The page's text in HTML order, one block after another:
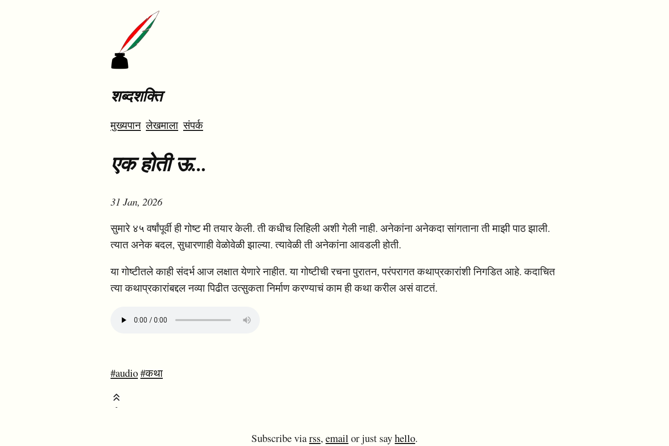
शब्दशक्ति
मुख्यपान लेखमाला संपर्क
एक होती ऊ...
31 Jan, 2026
सुमारे ४५ वर्षांपूर्वी ही गोष्ट मी तयार केली. ती कधीच लिहिली अशी गेली नाही. अनेकांना अनेकदा सांगताना ती माझी पाठ झाली.
त्यात अनेक बदल, सुधारणाही वेळोवेळी झाल्या. त्यावेळी ती अनेकांना आवडली होती.
या गोष्टीतले काही संदर्भ आज लक्षात येणारे नाहीत. या गोष्टीची रचना पुरातन, परंपरागत कथाप्रकारांशी निगडित आहे. कदाचित
त्या कथाप्रकारांबद्दल नव्या पिढीत उत्सुकता निर्माण करण्याचं काम ही कथा करील असं वाटतं.
#audio#कथा
Subscribe viarss, emailor just sayhello.